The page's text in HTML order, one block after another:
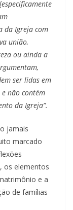
da Igreja com
união,
ou ainda a
ser lidas em
não contém
da Igreja”.
jamais
marcado
os elementos
e a
de famílias